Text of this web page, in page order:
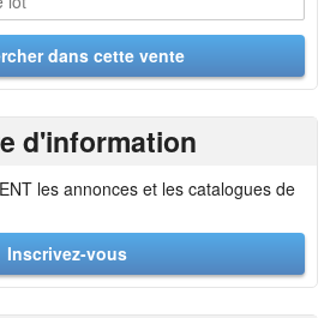
d'information
les annonces et les catalogues de
Inscrivez-vous